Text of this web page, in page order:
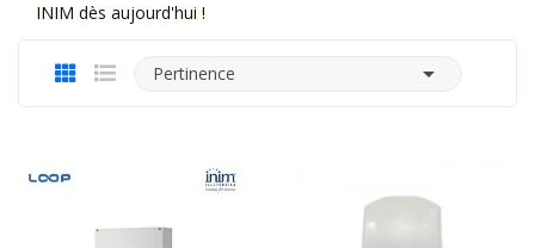
INIM dès aujourd'hui !
Pertinence 